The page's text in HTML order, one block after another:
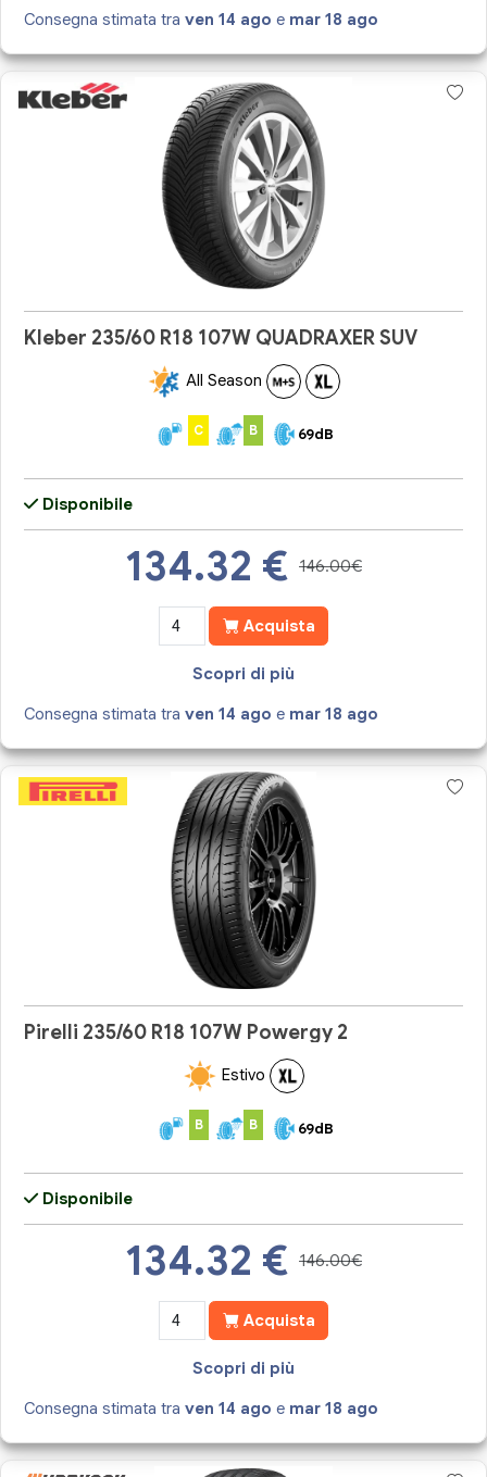
Consegna stimata traven 14 ago e mar 18 ago
Kleber 235/60 R18 107W QUADRAXER SUV
All Season
C B 69dB
Disponibile
134.32 € 146.00€
Acquista
Scopri di più
Consegna stimata traven 14 ago e mar 18 ago
Pirelli 235/60 R18 107W Powergy 2
Estivo
B B 69dB
Disponibile
134.32 € 146.00€
Acquista
Scopri di più
Consegna stimata traven 14 ago e mar 18 ago